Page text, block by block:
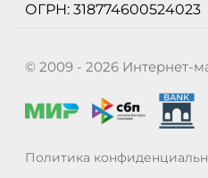
ОГРН: 318774600524023
© 2009 - 2026 Интернет-
Политика